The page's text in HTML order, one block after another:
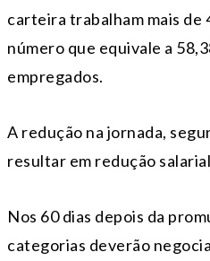
carteira trabalham mais de
número que equivale a
empregados.
A redução na jornada,
resultar em redução
Nos 60 dias depois da
categorias deverão